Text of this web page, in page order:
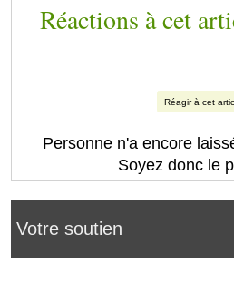
Votre soutien
Réactions à cet
Réagir à cet
Personne n'a encore
Soyez donc le